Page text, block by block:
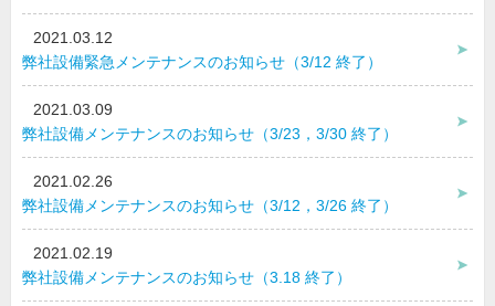
2021.03.12
弊社設備緊急メンテナンスのお知らせ（3/12 終了）
2021.03.09
弊社設備メンテナンスのお知らせ（3/23，3/30 終了）
2021.02.26
弊社設備メンテナンスのお知らせ（3/12，3/26 終了）
2021.02.19
弊社設備メンテナンスのお知らせ（3.18 終了）